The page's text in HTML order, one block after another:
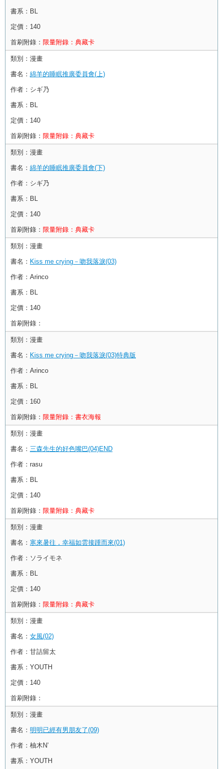
書系： BL
定價： 140
首刷附錄： 限量附錄：典藏卡
類別： 漫畫
書名： 綿羊的睡眠推廣委員會(上)
作者： シギ乃
書系： BL
定價： 140
首刷附錄： 限量附錄：典藏卡
類別： 漫畫
書名： 綿羊的睡眠推廣委員會(下)
作者： シギ乃
書系： BL
定價： 140
首刷附錄： 限量附錄：典藏卡
類別： 漫畫
書名： Kiss me crying－吻我落淚(03)
作者： Arinco
書系： BL
定價： 140
首刷附錄：
類別： 漫畫
書名： Kiss me crying－吻我落淚(03)特典版
作者： Arinco
書系： BL
定價： 160
首刷附錄： 限量附錄：書衣海報
類別： 漫畫
書名： 三森先生的好色嘴巴(04)END
作者： rasu
書系： BL
定價： 140
首刷附錄： 限量附錄：典藏卡
類別： 漫畫
書名： 寒來暑往，幸福如雲接踵而來(01)
作者： ソライモネ
書系： BL
定價： 140
首刷附錄： 限量附錄：典藏卡
類別： 漫畫
書名： 女風(02)
作者： 甘詰留太
書系： YOUTH
定價： 140
首刷附錄：
類別： 漫畫
書名： 明明已經有男朋友了(09)
作者： 柚木N’
書系： YOUTH